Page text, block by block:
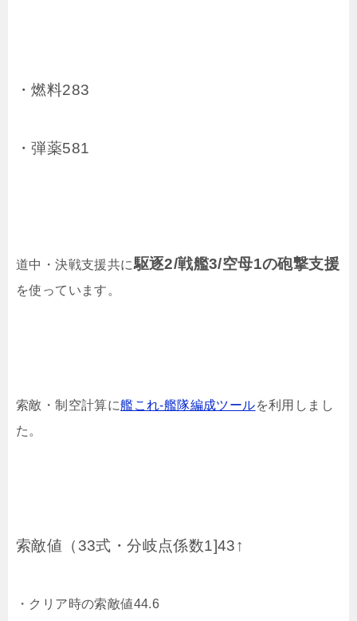
・燃料283
・弾薬581
道中・決戦支援共に駆逐2/戦艦3/空母1の砲撃支援
を使っています。
索敵・制空計算に艦これ-艦隊編成ツールを利用しまし
た。
索敵値（33式・分岐点係数1]43↑
・クリア時の索敵値44.6